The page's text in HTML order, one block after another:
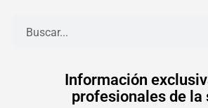
Información
profesionales de la